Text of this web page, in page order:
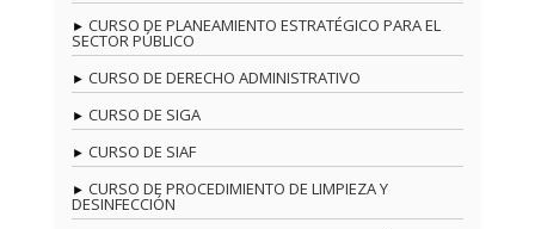
CURSO DE PLANEAMIENTO ESTRATÉGICO PARA EL
SECTOR PÚBLICO
CURSO DE DERECHO ADMINISTRATIVO
CURSO DE SIGA
CURSO DE SIAF
CURSO DE PROCEDIMIENTO DE LIMPIEZA Y
DESINFECCIÓN